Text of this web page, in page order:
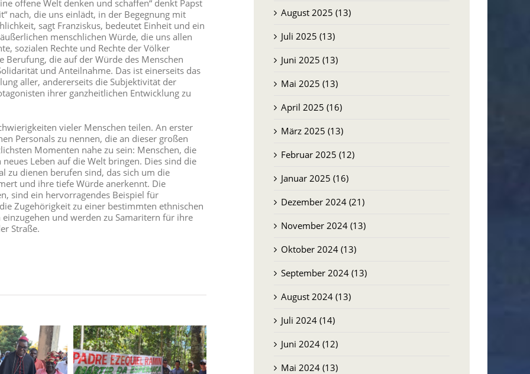
offene Welt denken und schaffen“ denkt Papst
nach, die uns einlädt, in der Begegnung mit
sagt Franziskus, bedeutet Einheit und ein
menschlichen Würde, die uns allen
sozialen Rechte und Rechte der Völker
Berufung, die auf der Würde des Menschen
und Anteilnahme. Das ist einerseits das
aller, andererseits die Subjektivität der
ihrer ganzheitlichen Entwicklung zu
vieler Menschen teilen. An erster
Personals zu nennen, die an dieser großen
Momenten nahe zu sein: Menschen, die
Leben auf die Welt bringen. Dies sind die
zu dienen berufen sind, das sich um die
und ihre tiefe Würde anerkennt. Die
sind ein hervorragendes Beispiel für
Zugehörigkeit zu einer bestimmten ethnischen
und werden zu Samaritern für ihre
Straße.
August 2025 (13)
Juli 2025 (13)
Juni 2025 (13)
Mai 2025 (13)
April 2025 (16)
März 2025 (13)
Februar 2025 (12)
Januar 2025 (16)
Dezember 2024 (21)
November 2024 (13)
Oktober 2024 (13)
September 2024 (13)
August 2024 (13)
Juli 2024 (14)
Juni 2024 (12)
Mai 2024 (13)